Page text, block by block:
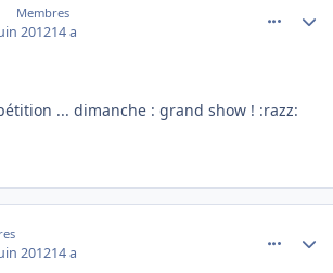
Membres
201214 a
... dimanche : grand show ! :razz:
201214 a